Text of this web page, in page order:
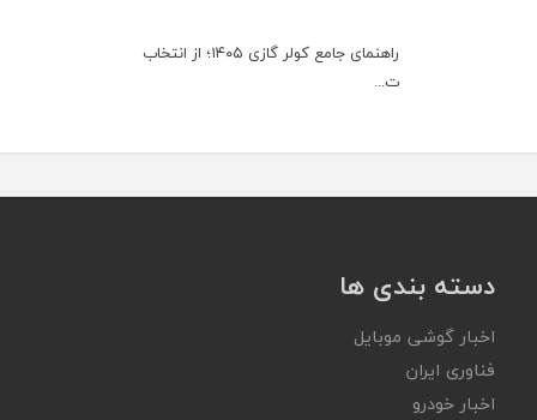
راهنمای جامع کولر گازی ۱۴۰۵؛ از انتخاب
ت...
دسته بندی ها
اخبار گوشی موبایل
فناوری ایران
اخبار خودرو